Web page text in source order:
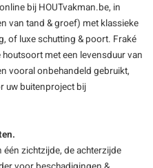
bij HOUTvakman.be, in
van tand & groef) met klassieke
, of luxe schutting & poort. Fraké
met een levensduur van
vooral onbehandeld gebruikt,
uw buitenproject bij
zichtzijde, de achterzijde